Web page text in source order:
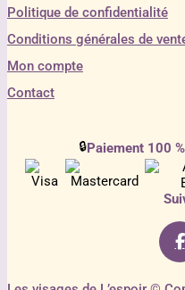
Politique de confidentialité
Conditions générales de
Mon compte
Contact
🔒Paiement 100